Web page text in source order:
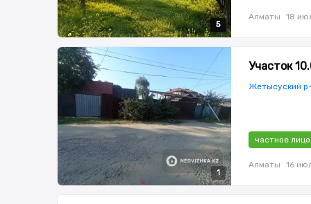
5
5
5
5
5
Алматы 18
1
Участок
Жетысуский
частное лицо
Алматы 16